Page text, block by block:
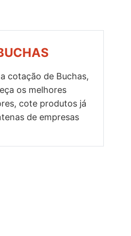
cotação de Buchas,
os melhores
cote produtos já
de empresas